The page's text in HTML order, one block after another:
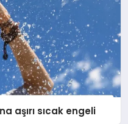
aşırı sıcak engeli